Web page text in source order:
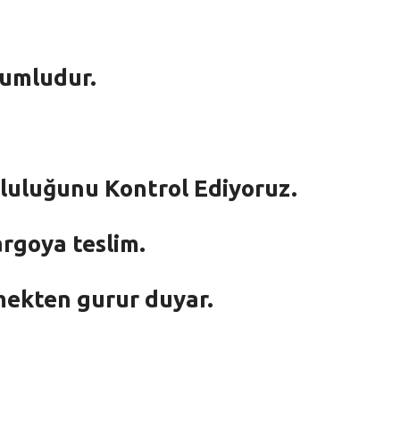
Kontrol Ediyoruz.
teslim.
gurur duyar.